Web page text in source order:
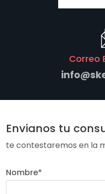
Correo
Envianos tu
te contestaremos en la
Nombre*